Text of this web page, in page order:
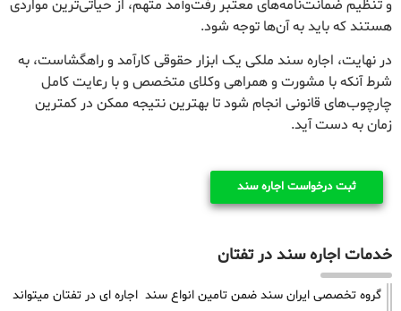
و تنظیم ضمانت‌نامه‌های معتبر رفت‌وآمد متهم، از حیاتی‌ترین مواردی
هستند که باید به آن‌ها توجه شود.
در نهایت، اجاره سند ملکی یک ابزار حقوقی کارآمد و راهگشاست، به
شرط آنکه با مشورت و همراهی وکلای متخصص و با رعایت کامل
چارچوب‌های قانونی انجام شود تا بهترین نتیجه ممکن در کمترین
زمان به دست آید.
ثبت درخواست اجاره سند
خدمات اجاره سند در تفتان
گروه تخصصی ایران سند ضمن تامین انواع سند اجاره ای در تفتان میتواند